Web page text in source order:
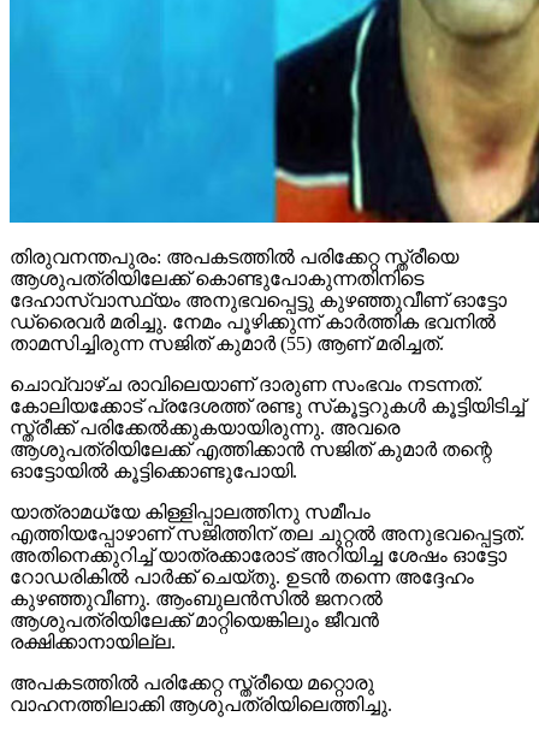
തിരുവനന്തപുരം: അപകടത്തില്‍ പരിക്കേറ്റ സ്ത്രീയെ
ആശുപത്രിയിലേക്ക് കൊണ്ടുപോകുന്നതിനിടെ
ദേഹാസ്വാസ്ഥ്യം അനുഭവപ്പെട്ടു കുഴഞ്ഞുവീണ് ഓട്ടോ
ഡ്രൈവര്‍ മരിച്ചു. നേമം പൂഴിക്കുന്ന് കാര്‍ത്തിക ഭവനില്‍
താമസിച്ചിരുന്ന സജിത് കുമാര്‍ (55) ആണ് മരിച്ചത്.
ചൊവ്വാഴ്ച രാവിലെയാണ് ദാരുണ സംഭവം നടന്നത്.
കോലിയക്കോട് പ്രദേശത്ത് രണ്ടു സ്‌കൂട്ടറുകള്‍ കൂട്ടിയിടിച്ച്
സ്ത്രീക്ക് പരിക്കേല്‍ക്കുകയായിരുന്നു. അവരെ
ആശുപത്രിയിലേക്ക് എത്തിക്കാന്‍ സജിത് കുമാര്‍ തന്റെ
ഓട്ടോയില്‍ കൂട്ടിക്കൊണ്ടുപോയി.
യാത്രാമധ്യേ കിള്ളിപ്പാലത്തിനു സമീപം
എത്തിയപ്പോഴാണ് സജിത്തിന് തല ചുറ്റല്‍ അനുഭവപ്പെട്ടത്.
അതിനെക്കുറിച്ച് യാത്രക്കാരോട് അറിയിച്ച ശേഷം ഓട്ടോ
റോഡരികില്‍ പാര്‍ക്ക് ചെയ്തു. ഉടന്‍ തന്നെ അദ്ദേഹം
കുഴഞ്ഞുവീണു. ആംബുലന്‍സില്‍ ജനറല്‍
ആശുപത്രിയിലേക്ക് മാറ്റിയെങ്കിലും ജീവന്‍
രക്ഷിക്കാനായില്ല.
അപകടത്തില്‍ പരിക്കേറ്റ സ്ത്രീയെ മറ്റൊരു
വാഹനത്തിലാക്കി ആശുപത്രിയിലെത്തിച്ചു.